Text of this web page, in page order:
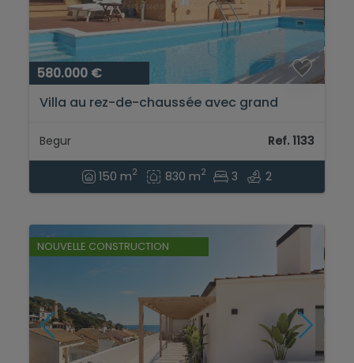
580.000 €
Villa au rez-de-chaussée avec grand
Begur, Gérone, Costa Brava...
Begur Ref. 1133
150 m2 830 m2 3 2
NOUVELLE CONSTRUCTION